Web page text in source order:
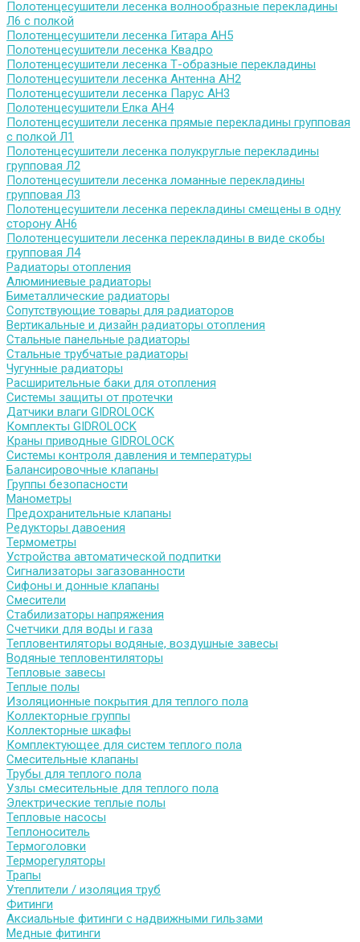
Полотенцесушители лесенка волнообразные перекладины
Л6 с полкой
Полотенцесушители лесенка Гитара АН5
Полотенцесушители лесенка Квадро
Полотенцесушители лесенка Т-образные перекладины
Полотенцесушители лесенка Антенна АН2
Полотенцесушители лесенка Парус АН3
Полотенцесушители Елка АН4
Полотенцесушители лесенка прямые перекладины групповая
с полкой Л1
Полотенцесушители лесенка полукруглые перекладины
групповая Л2
Полотенцесушители лесенка ломанные перекладины
групповая Л3
Полотенцесушители лесенка перекладины смещены в одну
сторону АН6
Полотенцесушители лесенка перекладины в виде скобы
групповая Л4
Радиаторы отопления
Алюминиевые радиаторы
Биметаллические радиаторы
Сопутствующие товары для радиаторов
Вертикальные и дизайн радиаторы отопления
Стальные панельные радиаторы
Стальные трубчатые радиаторы
Чугунные радиаторы
Расширительные баки для отопления
Системы защиты от протечки
Датчики влаги GIDROLOCK
Комплекты GIDROLOCK
Краны приводные GIDROLOCK
Системы контроля давления и температуры
Балансировочные клапаны
Группы безопасности
Манометры
Предохранительные клапаны
Редукторы давоения
Термометры
Устройства автоматической подпитки
Сигнализаторы загазованности
Сифоны и донные клапаны
Смесители
Стабилизаторы напряжения
Счетчики для воды и газа
Тепловентиляторы водяные, воздушные завесы
Водяные тепловентиляторы
Тепловые завесы
Теплые полы
Изоляционные покрытия для теплого пола
Коллекторные группы
Коллекторные шкафы
Комплектующее для систем теплого пола
Смесительные клапаны
Трубы для теплого пола
Узлы смесительные для теплого пола
Электрические теплые полы
Тепловые насосы
Теплоноситель
Термоголовки
Терморегуляторы
Трапы
Утеплители / изоляция труб
Фитинги
Аксиальные фитинги с надвижными гильзами
Медные фитинги